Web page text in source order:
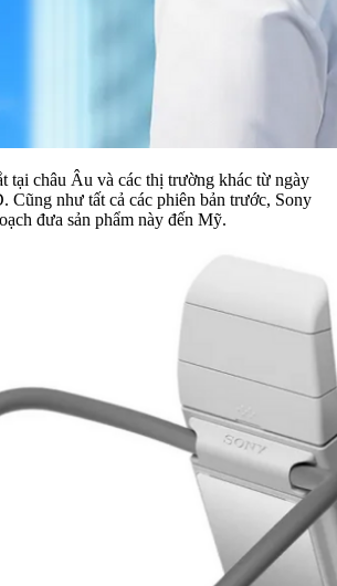
tại châu Âu và các thị trường khác từ ngày
Cũng như tất cả các phiên bản trước, Sony
đưa sản phẩm này đến Mỹ.